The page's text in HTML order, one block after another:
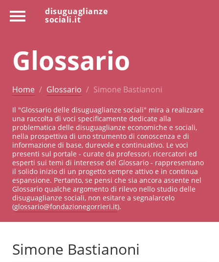
disuguaglianze
sociali.it
Glossario
Home Glossario Simone Bastianoni
Il "Glossario delle disuguaglianze sociali" mira a realizzare
una raccolta di voci specificamente dedicate alla
problematica delle disuguaglianze economiche e sociali,
nella prospettiva di uno strumento di conoscenza e di
informazione di base, durevole e continuativo. Le voci
presenti sul portale - curate da professori, ricercatori ed
esperti sui temi di interesse del Glossario - rappresentano
il solido inizio di un progetto sempre attivo e in continua
espansione. Pertanto, se pensi che sia ancora assente nel
Glossario qualche argomento di rilevo nello studio delle
disuguaglianze sociali, non esitare a segnalarcelo
(glossario@fondazionegorrieri.it).
Simone Bastianoni